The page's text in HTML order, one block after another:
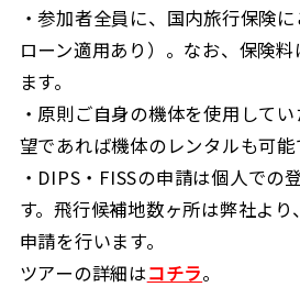
・参加者全員に、国内旅行保険
ローン適用あり）。なお、保険
ます。
・原則ご自身の機体を使用して
望であれば機体のレンタルも可能
・DIPS・FISSの申請は個人での
す。飛行候補地数ヶ所は弊社よ
申請を行います。
ツアーの詳細はコチラ。